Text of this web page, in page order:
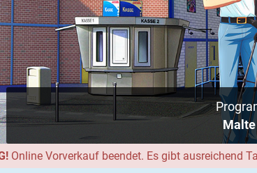
Online Vorverkauf beendet. Es gibt ausreichend